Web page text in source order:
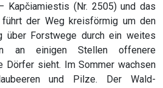
Kapčiamiestis (Nr. 2505) und das
führt der Weg kreisförmig um den
über Forstwege durch ein weites
an einigen Stellen offenere
Dörfer sieht. Im Sommer wachsen
und Pilze. Der Wald-